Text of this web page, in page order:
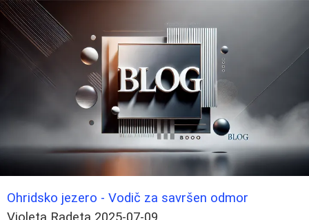
Ohridsko jezero - Vodič za savršen odmor